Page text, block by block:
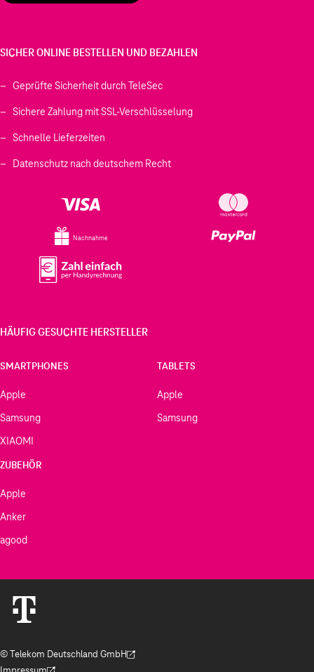
SICHER ONLINE BESTELLEN UND BEZAHLEN
Geprüfte Sicherheit durch TeleSec
Sichere Zahlung mit SSL-Verschlüsselung
Schnelle Lieferzeiten
Datenschutz nach deutschem Recht
Nachnahme
HÄUFIG GESUCHTE HERSTELLER
SMARTPHONES
Apple
Samsung
XIAOMI
TABLETS
Apple
Samsung
ZUBEHÖR
Apple
Anker
agood
© Telekom Deutschland GmbH
(Der Link wird in einem neuen Tab geöffnet)